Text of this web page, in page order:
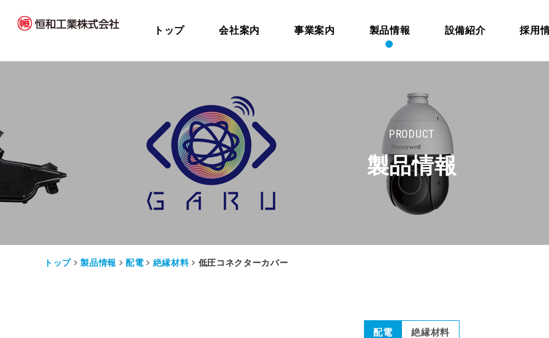
トップ 会社案内 事業案内 製品情報 設備紹介 採用
PRODUCT
製品情報
トップ 製品情報 配電 絶縁材料 低圧コネクターカバー
配電 絶縁材料